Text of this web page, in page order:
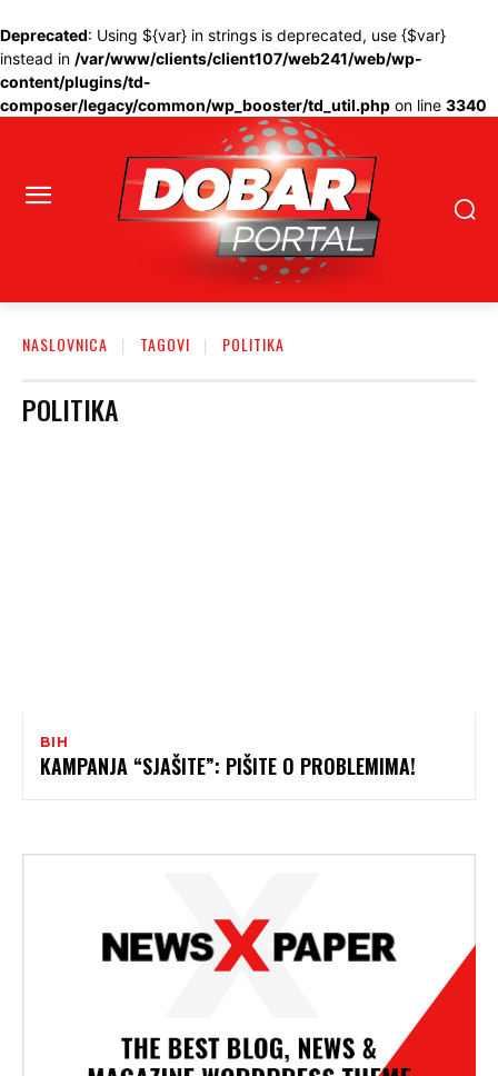
Deprecated: Using ${var} in strings is deprecated, use {$var}
instead in /var/www/clients/client107/web241/web/wp-
content/plugins/td-
composer/legacy/common/wp_booster/td_util.php on line 3340
NASLOVNICA TAGOVI POLITIKA
POLITIKA
BIH
KAMPANJA “SJAŠITE”: PIŠITE O PROBLEMIMA!